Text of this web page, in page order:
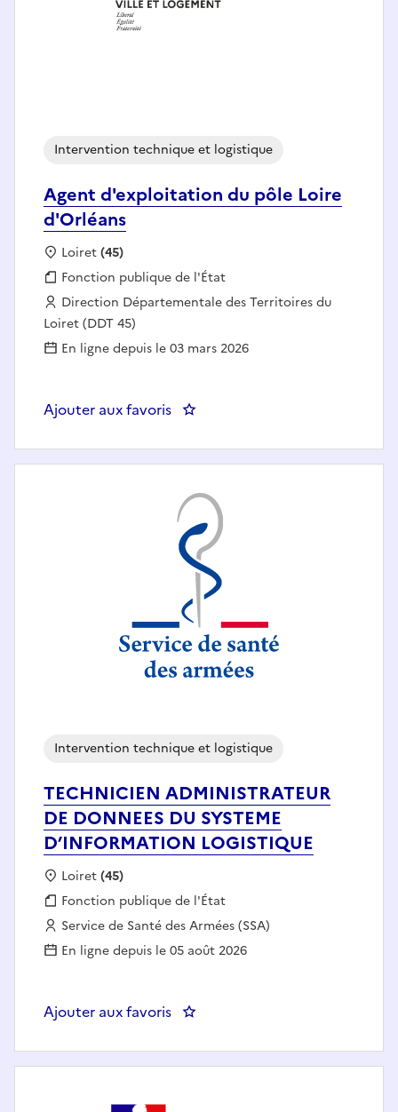
Agent d'exploitation du pôle Loire
d'Orléans
Intervention technique et logistique
Localisation :
Loiret(45)
Fonction publique :
Fonction publique de l'État
Employeur :
Direction Départementale des Territoires du
Loiret (DDT 45)
En ligne depuis le 03 mars 2026
Ajouter aux favoris : Agent d'exploitation du pôle
TECHNICIEN ADMINISTRATEUR
DE DONNEES DU SYSTEME
D’INFORMATION LOGISTIQUE
Intervention technique et logistique
Localisation :
Loiret(45)
Fonction publique :
Fonction publique de l'État
Employeur :
Service de Santé des Armées (SSA)
En ligne depuis le 05 août 2026
Ajouter aux favoris : TECHNICIEN